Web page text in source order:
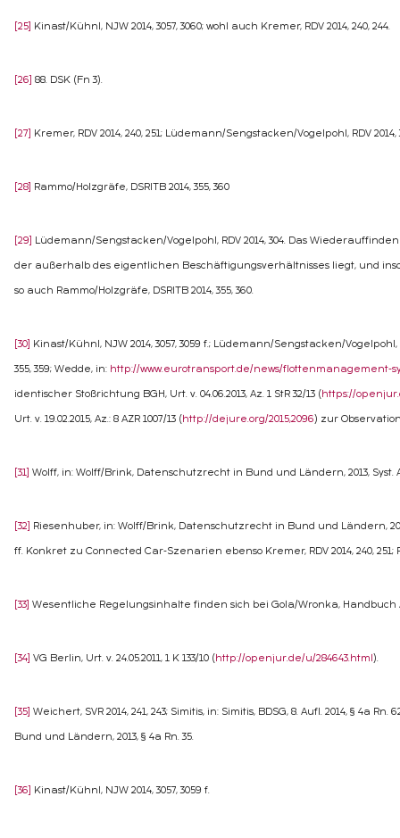
[25] Kinast/Kühnl, NJW 2014, 3057, 3060; wohl auch Kremer, RDV 2014, 240, 244.
[26] 88. DSK (Fn 3).
[27] Kremer, RDV 2014, 240, 251; Lüdemann/Sengstacken/Vogelpohl, RDV 2014,
[28] Rammo/Holzgräfe, DSRITB 2014, 355, 360
[29] Lüdemann/Sengstacken/Vogelpohl, RDV 2014, 304. Das
der außerhalb des eigentlichen Beschäftigungsverhältnisses liegt, und
so auch Rammo/Holzgräfe, DSRITB 2014, 355, 360.
[30] Kinast/Kühnl, NJW 2014, 3057, 3059 f.; Lüdemann/Sengstacken/Vogelpohl,
355, 359; Wedde, in: http://www.eurotransport.de/news/flottenmanagement-
identischer Stoßrichtung BGH, Urt. v. 04.06.2013, Az. 1 StR 32/13 ( https://
Urt. v. 19.02.2015, Az.: 8 AZR 1007/13 ( http://dejure.org/2015,2096) zur
[31] Wolff, in: Wolff/Brink, Datenschutzrecht in Bund und Ländern, 2013, Syst.
[32] Riesenhuber, in: Wolff/Brink, Datenschutzrecht in Bund und Ländern,
ff. Konkret zu Connected Car-Szenarien ebenso Kremer, RDV 2014, 240, 251;
[33] Wesentliche Regelungsinhalte finden sich bei Gola/Wronka, Handbuch
[34] VG Berlin, Urt. v. 24.05.2011, 1 K 133/10 ( http://openjur.de/u/284643.html ).
[35] Weichert, SVR 2014, 241, 243; Simitis, in: Simitis, BDSG, 8. Aufl. 2014, § 4a
Bund und Ländern, 2013, § 4a Rn. 35.
[36] Kinast/Kühnl, NJW 2014, 3057, 3059 f.